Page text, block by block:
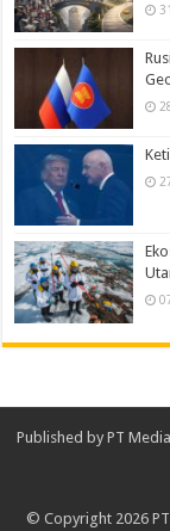
Published by PT
© Copyright 2026